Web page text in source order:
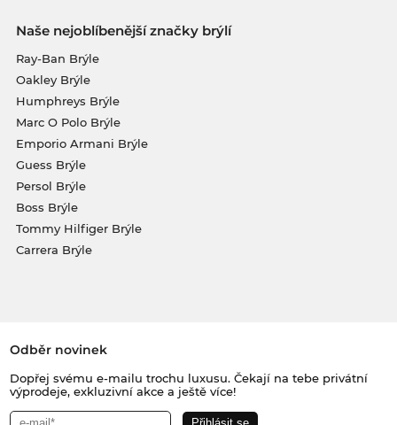
Naše nejoblíbenější značky brýlí
Ray-Ban Brýle
Oakley Brýle
Humphreys Brýle
Marc O Polo Brýle
Emporio Armani Brýle
Guess Brýle
Persol Brýle
Boss Brýle
Tommy Hilfiger Brýle
Carrera Brýle
Odběr novinek
Dopřej svému e-mailu trochu luxusu. Čekají na tebe privátní
výprodeje, exkluzivní akce a ještě více!